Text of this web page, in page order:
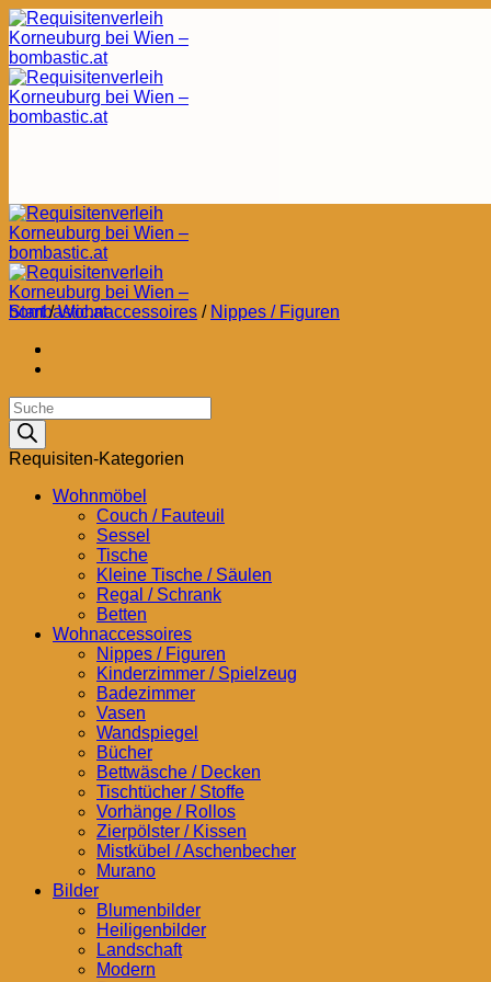
Zum
Inhalt
springen
Start / Wohnaccessoires / Nippes / Figuren
Products
search
Requisiten-Kategorien
Wohnmöbel
Couch / Fauteuil
Sessel
Tische
Kleine Tische / Säulen
Regal / Schrank
Betten
Wohnaccessoires
Nippes / Figuren
Kinderzimmer / Spielzeug
Badezimmer
Vasen
Wandspiegel
Bücher
Bettwäsche / Decken
Tischtücher / Stoffe
Vorhänge / Rollos
Zierpölster / Kissen
Mistkübel / Aschenbecher
Murano
Bilder
Blumenbilder
Heiligenbilder
Landschaft
Modern